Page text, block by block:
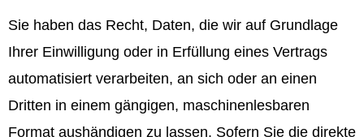
Sie haben das Recht, Daten, die wir auf Grundlage
Ihrer Einwilligung oder in Erfüllung eines Vertrags
automatisiert verarbeiten, an sich oder an einen
Dritten in einem gängigen, maschinenlesbaren
Format aushändigen zu lassen. Sofern Sie die direkte